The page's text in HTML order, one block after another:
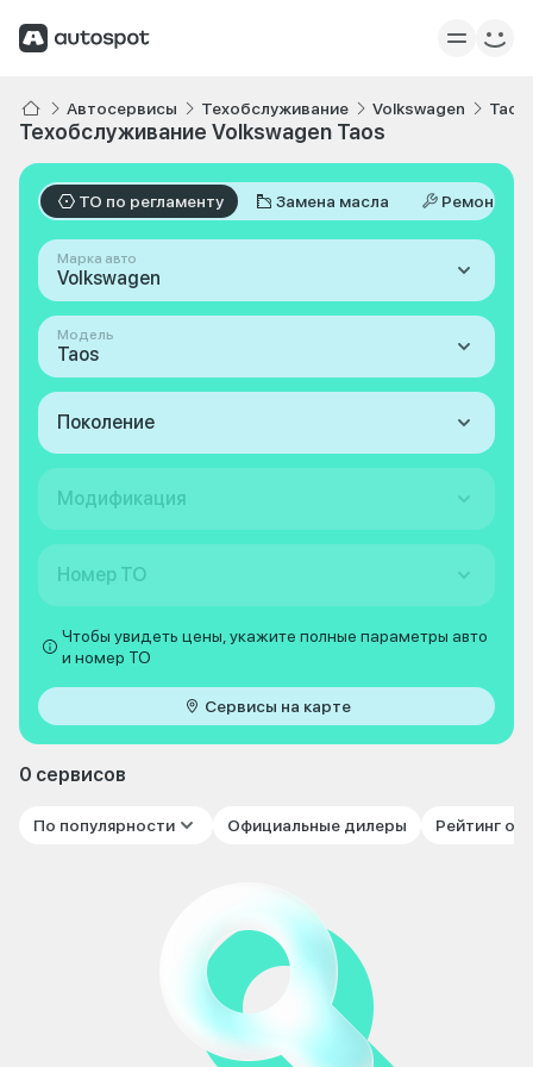
Автосервисы Техобслуживание Volkswagen Taos
Техобслуживание Volkswagen Taos
ТО по регламенту Замена масла Ремонт
Марка авто
Volkswagen
Модель
Taos
Поколение
Модификация
Номер ТО
Чтобы увидеть цены, укажите полные параметры авто
и номер ТО
Сервисы на карте
0 сервисов
По популярности Официальные дилеры Рейтинг